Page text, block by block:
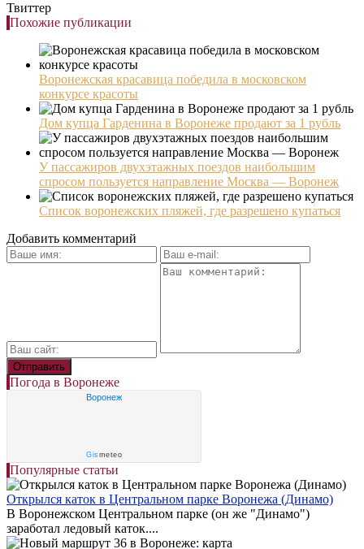
Твиттер
Похожие публикации
Воронежская красавица победила в московском
конкурсе красоты
Дом купца Гарденина в Воронеже продают за 1 рубль
У пассажиров двухэтажных поездов наибольшим
спросом пользуется направление Москва — Воронеж
Список воронежских пляжей, где разрешено купаться
Добавить комментарий
Погода в Воронеже
Воронеж
Gismeteo
Популярные статьи
Открылся каток в Центральном парке Воронежа (Динамо)
В Воронежском Центральном парке (он же "Динамо")
заработал ледовый каток....